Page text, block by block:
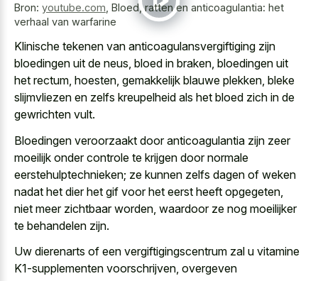
Bron: youtube.com Bloed, ratten en anticoagulantia: het
verhaal van warfarine
Klinische tekenen van anticoagulansvergiftiging zijn
bloedingen uit de neus, bloed in braken, bloedingen uit
het rectum, hoesten, gemakkelijk blauwe plekken, bleke
slijmvliezen en zelfs kreupelheid als het bloed zich in de
gewrichten vult.
Bloedingen veroorzaakt door anticoagulantia zijn zeer
moeilijk onder controle te krijgen door normale
eerstehulptechnieken; ze kunnen zelfs dagen of weken
nadat het dier het gif voor het eerst heeft opgegeten,
niet meer zichtbaar worden, waardoor ze nog moeilijker
te behandelen zijn.
Uw dierenarts of een vergiftigingscentrum zal u vitamine
K1-supplementen voorschrijven, overgeven